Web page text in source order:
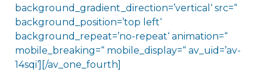
background_gradient_direction=’vertical‘ src=“
background_position=’top left‘
background_repeat=’no-repeat‘ animation=“
mobile_breaking=“ mobile_display=“ av_uid=’av-
14sqi‘][/av_one_fourth]